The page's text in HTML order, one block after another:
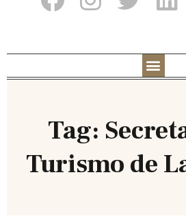
Tag:
Turismo de